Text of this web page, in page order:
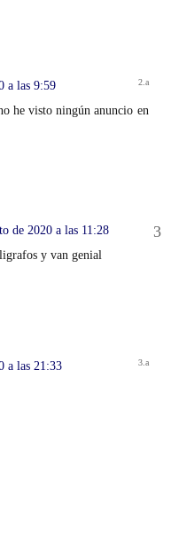
a las 9:59
he visto ningún anuncio en
de 2020 a las 11:28
y van genial
a las 21:33